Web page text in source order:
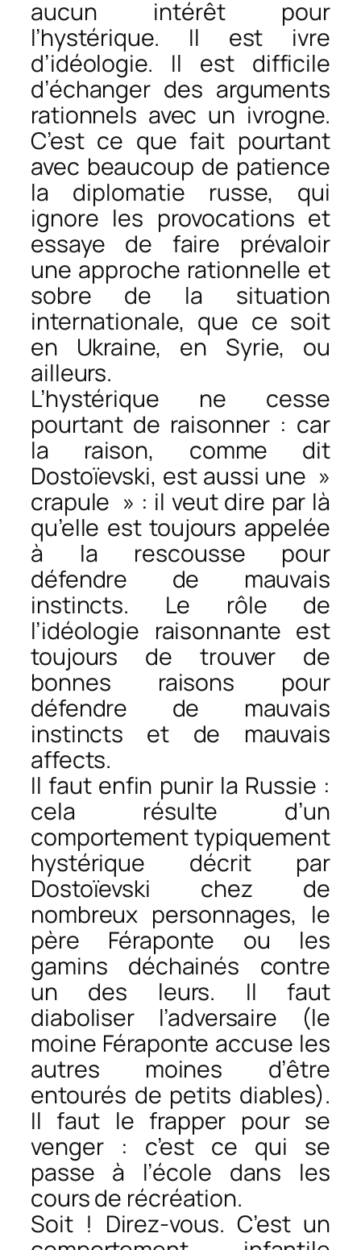
aucun intérêt pour
l’hystérique. Il est ivre
d’idéologie. Il est difficile
d’échanger des arguments
rationnels avec un ivrogne.
C’est ce que fait pourtant
avec beaucoup de patience
la diplomatie russe, qui
ignore les provocations et
essaye de faire prévaloir
une approche rationnelle et
sobre de la situation
internationale, que ce soit
en Ukraine, en Syrie, ou
ailleurs.
L’hystérique ne cesse
pourtant de raisonner : car
la raison, comme dit
Dostoïevski, est aussi une »
crapule » : il veut dire par là
qu’elle est toujours appelée
à la rescousse pour
défendre de mauvais
instincts. Le rôle de
l’idéologie raisonnante est
toujours de trouver de
bonnes raisons pour
défendre de mauvais
instincts et de mauvais
affects.
Il faut enfin punir la Russie :
cela résulte d’un
comportement typiquement
hystérique décrit par
Dostoïevski chez de
nombreux personnages, le
père Féraponte ou les
gamins déchainés contre
un des leurs. Il faut
diaboliser l’adversaire (le
moine Féraponte accuse les
autres moines d’être
entourés de petits diables).
Il faut le frapper pour se
venger : c’est ce qui se
passe à l’école dans les
cours de récréation.
Soit ! Direz-vous. C’est un